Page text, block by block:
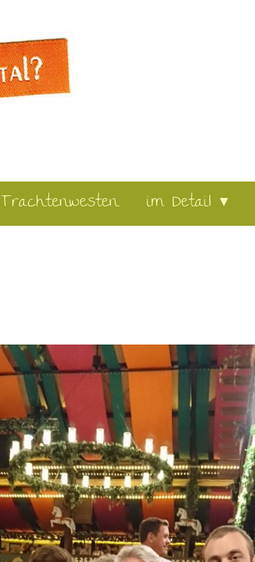
Trachtenwesten im Detail ▾